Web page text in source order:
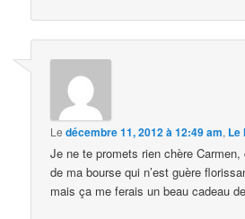
Ledécembre 11, 2012 à 12:49 am, Le
Je ne te promets rien chère
de ma bourse qui n’est guère
mais ça me ferais un beau cadeau